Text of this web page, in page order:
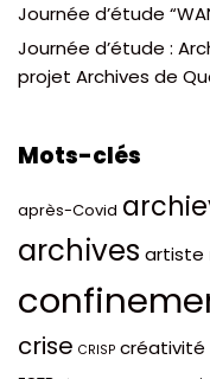
Journée d’étude
Journée d’étude :
projet Archives de
Mots-clés
après-Covid
archives artiste
crise CRISP créativité